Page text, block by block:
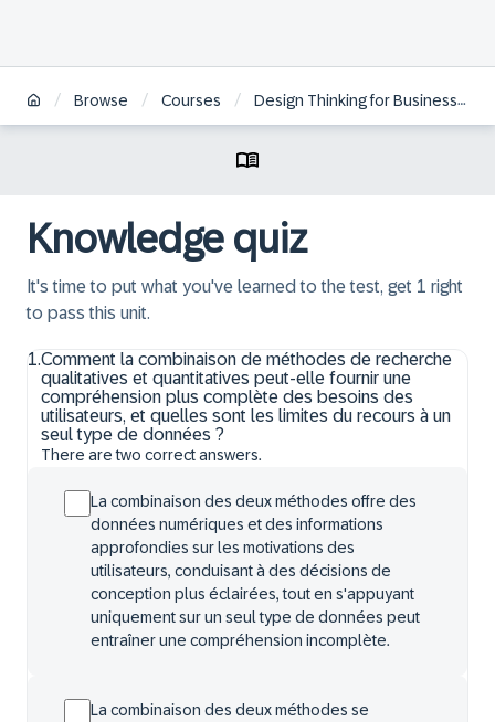
/ Browse / Courses / Design Thinking for Business Innovation - Live Experience | FR
Knowledge quiz
It's time to put what you've learned to the test, get 1 right
to pass this unit.
1.Comment la combinaison de méthodes de recherche
qualitatives et quantitatives peut-elle fournir une
compréhension plus complète des besoins des
utilisateurs, et quelles sont les limites du recours à un
seul type de données ?
There are two correct answers.
La combinaison des deux méthodes offre des
données numériques et des informations
approfondies sur les motivations des
utilisateurs, conduisant à des décisions de
conception plus éclairées, tout en s'appuyant
uniquement sur un seul type de données peut
entraîner une compréhension incomplète.
La combinaison des deux méthodes se